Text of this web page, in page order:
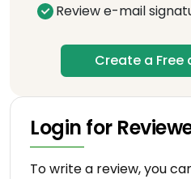
Review e-mail
Create a Free
Login for
To write a review, you